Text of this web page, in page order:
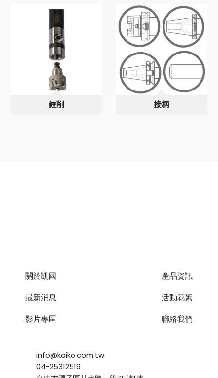
鉸削 接柄
關於凱國
產品資訊
最新消息
活動花絮
影片專區
聯絡我們
info@kaiko.com.tw
04-25312519